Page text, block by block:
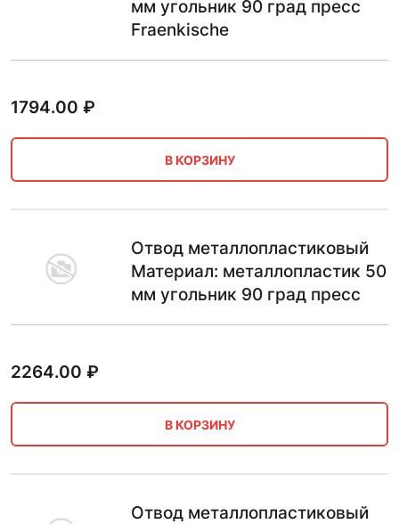
мм угольник 90 град пресс
Fraenkische
1794.00 ₽
В КОРЗИНУ
Отвод металлопластиковый
Материал: металлопластик 50
мм угольник 90 град пресс
2264.00 ₽
В КОРЗИНУ
Отвод металлопластиковый